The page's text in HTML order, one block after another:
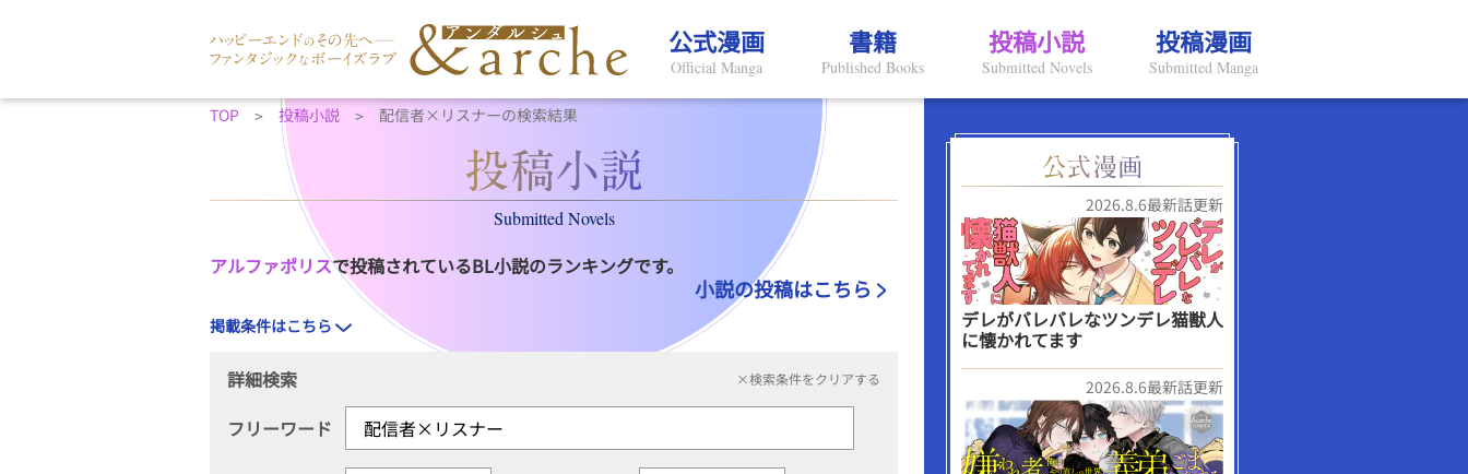
公式漫画
Official Manga
書籍
Published Books
投稿小説
Submitted Novels
投稿漫画
Submitted Manga
TOP 投稿小説 配信者×リスナーの検索結果
Submitted Novels
アルファポリスで投稿されているBL小説のランキングです。
小説の投稿はこちら
掲載条件はこちら
詳細検索 ×検索条件をクリアする
フリーワード
2026.8.6最新話更新
デレがバレバレなツンデレ猫獣人
に懐かれてます
2026.8.6最新話更新